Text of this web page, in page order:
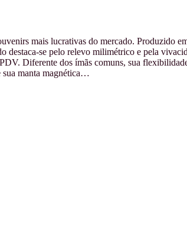
mais lucrativas do mercado. Produzido
destaca-se pelo relevo milimétrico e pela
Diferente dos ímãs comuns, sua
sua manta magnética…